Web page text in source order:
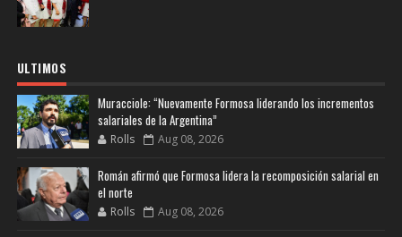
ULTIMOS
Muracciole: “Nuevamente Formosa liderando los incrementos
salariales de la Argentina”
Rolls Aug 08, 2026
Román afirmó que Formosa lidera la recomposición salarial en
el norte
Rolls Aug 08, 2026